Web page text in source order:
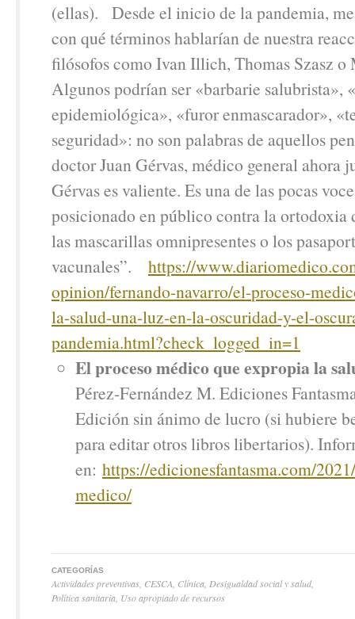
(ellas). Desde el inicio de la pandemia,
con qué términos hablarían de nuestra
filósofos como Ivan Illich, Thomas Szasz
Algunos podrían ser «barbarie salubrista»,
epidemiológica», «furor enmascarador»,
seguridad»: no son palabras de aquellos
doctor Juan Gérvas, médico general ahora
Gérvas es valiente. Es una de las pocas
posicionado en público contra la ortodoxia
las mascarillas omnipresentes o los
vacunales”. https://
opinion/fernando-navarro/el-proceso-
la-salud-una-luz-en-la-oscuridad-y-el-
pandemia.html?check_ logged_in=1
El proceso médico que expropia la
Pérez-Fernández M. Ediciones
Edición sin ánimo de lucro (si hubiere
para editar otros libros libertarios).
en: https://edicionesfantasma.com/
medico/
CATEGORÍAS
Actividades preventivas CESCA Clínica Desigualdad social y salud
Política sanitaria Uso apropiado de recursos